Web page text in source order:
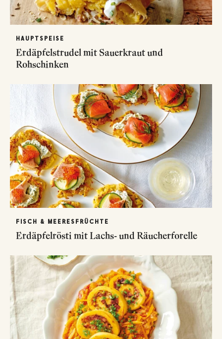
HAUPTSPEISE
Erdäpfelstrudel mit Sauerkraut und
Rohschinken
FISCH & MEERESFRÜCHTE
Erdäpfelrösti mit Lachs- und Räucherforelle